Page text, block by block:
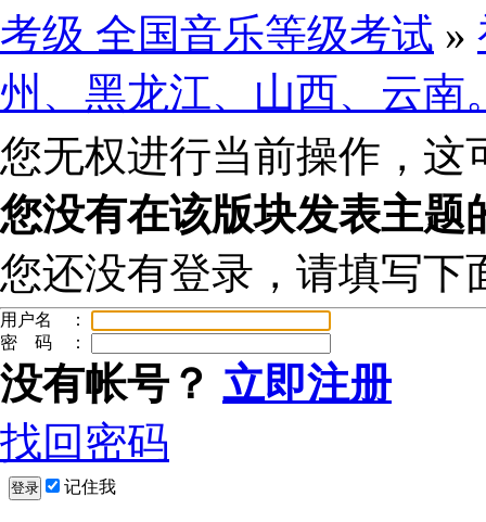
考级 全国音乐等级考试 »
州、黑龙江、山西、云南
您无权进行当前操作，这
您没有在该版块发表主题
您还没有登录，请填写下
用户名 ：
密 码 ：
没有帐号？ 立即注册
找回密码
登录 记住我